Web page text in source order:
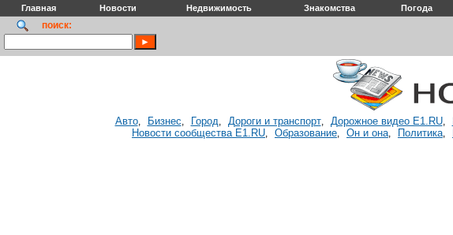
Главная Новости Недвижимость Знакомства Погода
поиск:
Авто, Бизнес, Город, Дороги и транспорт, Дорожное видео E1.RU,
Новости сообщества E1.RU, Образование, Он и она, Политика,